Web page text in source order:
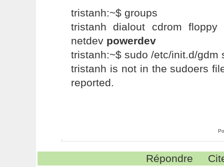
tristanh:~$ groups
tristanh dialout cdrom floppy
netdev powerdev
tristanh:~$ sudo /etc/init.d/gdm
tristanh is not in the sudoers
reported.
Répondre